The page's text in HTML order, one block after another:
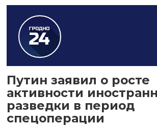
Путин заявил о росте
активности
разведки в период
спецоперации